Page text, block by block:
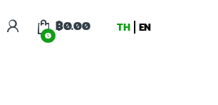
0
฿0.00 TH EN